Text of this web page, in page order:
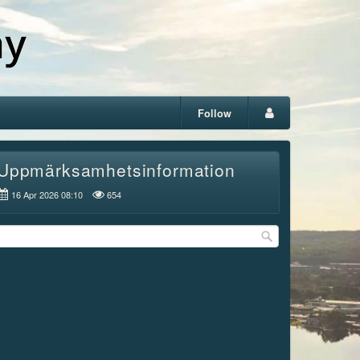
Follow
16 Apr 2026 08:10 654